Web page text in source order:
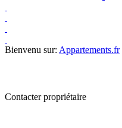
Bienvenu sur: Appartements.fr
Contacter propriétaire